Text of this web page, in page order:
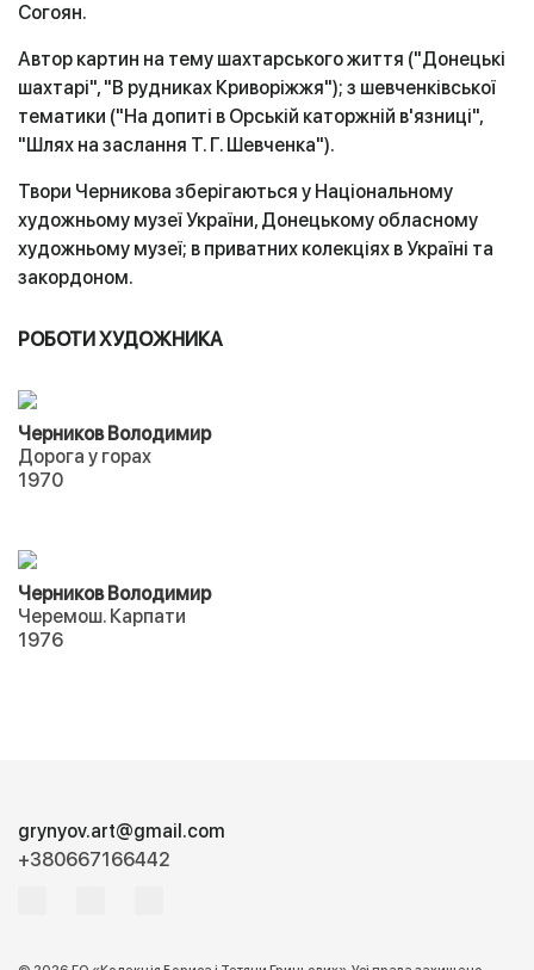
Согоян.
Автор картин на тему шахтарського життя ("Донецькі
шахтарі", "В рудниках Криворіжжя"); з шевченківської
тематики ("На допиті в Орській каторжній в'язниці",
"Шлях на заслання Т. Г. Шевченка").
Твори Черникова зберігаються у Національному
художньому музеї України, Донецькому обласному
художньому музеї; в приватних колекціях в Україні та
закордоном.
РОБОТИ ХУДОЖНИКА
Черников Володимир
Дорога у горах
1970
Черников Володимир
Черемош. Карпати
1976
grynyov.art@gmail.com
+380667166442